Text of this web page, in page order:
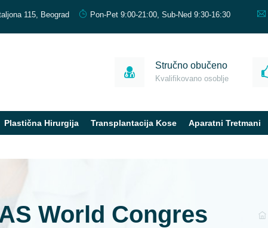
115, Beograd Pon-Pet 9:00-21:00, Sub-Ned 9:30-16:30
Stručno obučeno
Kvalifikovano osoblje
Plastična Hirurgija Transplantacija Kose Aparatni Tretmani
World Congres